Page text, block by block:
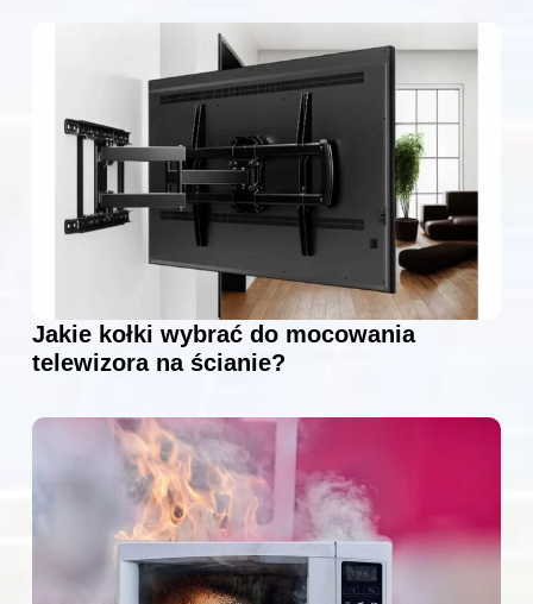
Jakie kołki wybrać do mocowania
telewizora na ścianie?